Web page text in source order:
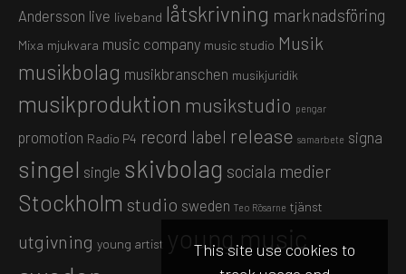
This site use cookies to
Andersson live liveband låtskrivning marknadsföring
Mixa mjukvara music company music studio Musik
musikbolag musikbranschen musikjuridik
musikproduktion musikstudio pengar
promotion Radio P4 record label release samarbete signa
singel single skivbolag sociala medier
Stockholm studio sweden Teo Rösarne tjänst
utgivning young artist young music